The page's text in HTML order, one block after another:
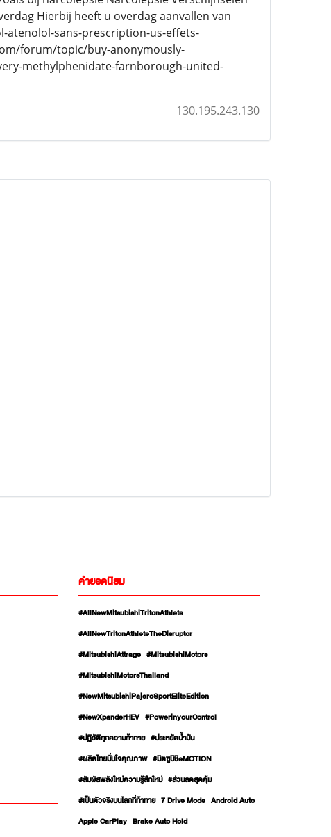
Hierbij heeft u overdag aanvallen van
sans-prescription-us-effets-
forum/topic/buy-anonymously-
methylphenidate-farnborough-united-
130.195.243.130
คำยอดนิยม
#AllNewMitsubishiTritonAthlete
#AllNewTritonAthleteTheDisruptor
#MitsubishiAttrage #MitsubishiMotors
#MitsubishiMotorsThailand
#NewMitsubishiPajeroSportEliteEdition
#NewXpanderHEV #PowerinyourControl
#ปฏิวัติทุกความท้าทาย #ประหยัดน้ำมัน
#ผลิตไทยมั่นใจคุณภาพ #มิตซูบิชิeMOTION
#สัมผัสพลังใหม่ความรู้สึกใหม่ #ส่วนลดสุดคุ้ม
#เป็นตัวจริงบนโลกที่ท้าทาย 7 Drive Mode Android Auto
Apple CarPlay Brake Auto Hold